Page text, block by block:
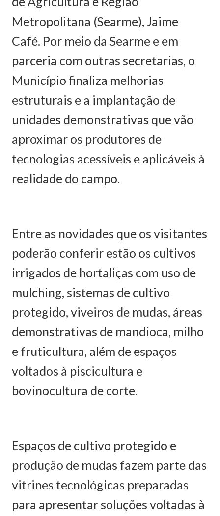
Metropolitana (Searme), Jaime
Café. Por meio da Searme e em
parceria com outras secretarias, o
Município finaliza melhorias
estruturais e a implantação de
unidades demonstrativas que vão
aproximar os produtores de
tecnologias acessíveis e aplicáveis à
realidade do campo.
Entre as novidades que os visitantes
poderão conferir estão os cultivos
irrigados de hortaliças com uso de
mulching, sistemas de cultivo
protegido, viveiros de mudas, áreas
demonstrativas de mandioca, milho
e fruticultura, além de espaços
voltados à piscicultura e
bovinocultura de corte.
Espaços de cultivo protegido e
produção de mudas fazem parte das
vitrines tecnológicas preparadas
para apresentar soluções voltadas à